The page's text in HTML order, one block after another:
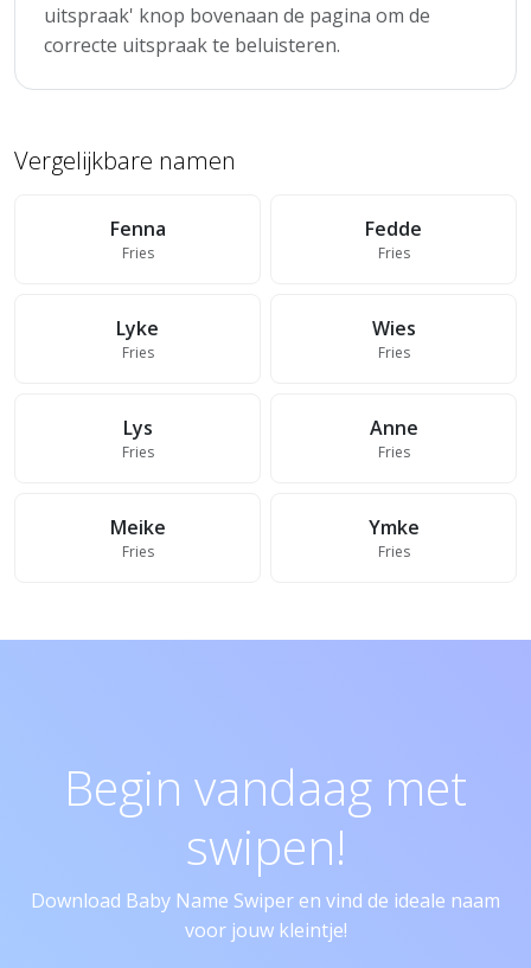
uitspraak' knop bovenaan de pagina om de
correcte uitspraak te beluisteren.
Vergelijkbare namen
Fenna
Fries
Fedde
Fries
Lyke
Fries
Wies
Fries
Lys
Fries
Anne
Fries
Meike
Fries
Ymke
Fries
Begin vandaag met
swipen!
Download Baby Name Swiper en vind de ideale naam
voor jouw kleintje!